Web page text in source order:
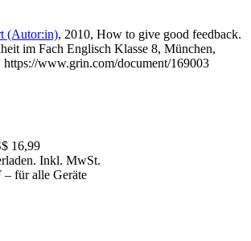
(Autor:in), 2010, How to give good feedback.
im Fach Englisch Klasse 8, München,
www.grin.com/document/169003
16,99
Inkl. MwSt.
– für alle Geräte